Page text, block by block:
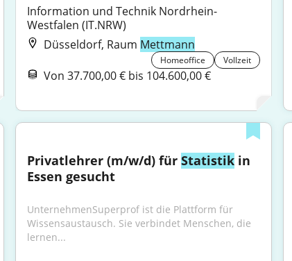
Information und Technik Nordrhein-
Westfalen (IT.NRW)
Düsseldorf, Raum Mettmann
Homeoffice Vollzeit
Von 37.700,00 € bis 104.600,00 €
Privatlehrer (m/w/d) für Statistik in
Essen gesucht
UnternehmenSuperprof ist die Plattform für
Wissensaustausch. Sie verbindet Menschen, die
lernen...